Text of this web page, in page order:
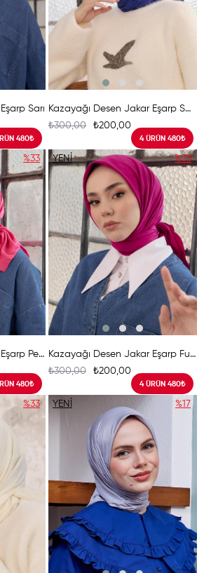
Sarı
480₺
Kazayağı Desen Jakar Eşarp Saks
₺200,00
₺300,00
4 ÜRÜN 480₺
Kazayağı Desen Jakar Eşarp Pembe
480₺
%33
Kazayağı Desen Jakar Eşarp Fuşya
₺200,00
₺300,00
4 ÜRÜN 480₺
%33
YENI
ÜRÜN
%33 %17
YENI